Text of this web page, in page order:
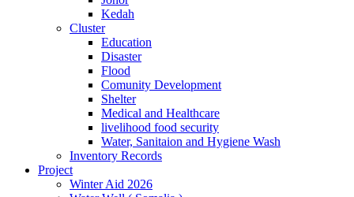
Kedah
Cluster
Education
Disaster
Flood
Comunity Development
Shelter
Medical and Healthcare
livelihood food security
Water, Sanitaion and Hygiene Wash
Inventory Records
Project
Winter Aid 2026